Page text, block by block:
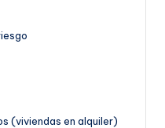
(viviendas en alquiler)